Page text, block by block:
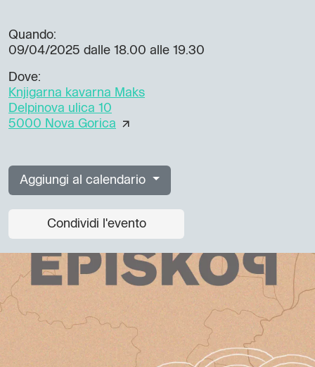
Quando:
09/04/2025 dalle 18.00 alle 19.30
Dove:
Knjigarna kavarna Maks
Delpinova ulica 10
5000 Nova Gorica
Aggiungi al calendario
Condividi l'evento